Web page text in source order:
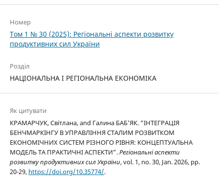
Номер
Том 1 № 30 (2025): Регіональні аспекти розвитку
продуктивних сил України
Розділ
НАЦІОНАЛЬНА І РЕГІОНАЛЬНА ЕКОНОМІКА
Як цитувати
КРАМАРЧУК, Світлана, and Галина БАБ'ЯК. “ІНТЕГРАЦІЯ
БЕНЧМАРКІНГУ В УПРАВЛІННЯ СТАЛИМ РОЗВИТКОМ
ЕКОНОМІЧНИХ СИСТЕМ РІЗНОГО РІВНЯ: КОНЦЕПТУАЛЬНА
МОДЕЛЬ ТА ПРАКТИЧНІ АСПЕКТИ”.Регіональні аспекти
розвитку продуктивних сил України, vol. 1, no. 30, Jan. 2026, pp.
20-29, https://doi.org/10.35774/.